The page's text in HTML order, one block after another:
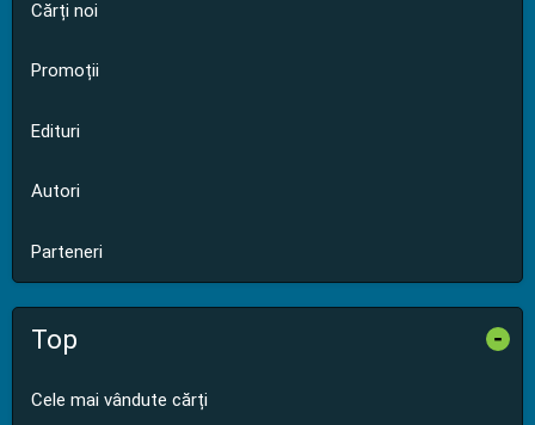
Cărți noi
Promoții
Edituri
Autori
Parteneri
Top -
Cele mai vândute cărți